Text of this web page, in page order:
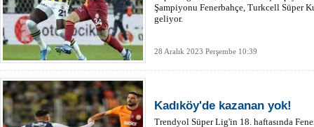
Şampiyonu Fenerbahçe, Turkcell Süper
geliyor.
28 Aralık 2023 Perşembe 10:39
Kadıköy'de kazanan yok!
Trendyol Süper Lig'in 18. haftasında